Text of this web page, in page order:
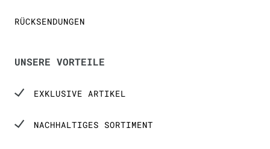
RÜCKSENDUNGEN
UNSERE VORTEILE
EXKLUSIVE ARTIKEL
NACHHALTIGES SORTIMENT